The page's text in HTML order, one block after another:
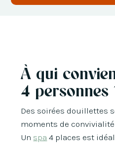
À qui
4 personnes
Des soirées douillettes
moments de
Un spa 4 places est